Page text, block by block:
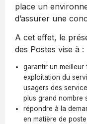
place un
d’assurer une
A cet effet, le
des Postes vise à :
garantir un
exploitation du
usagers des
plus grand nombre
répondre à la
en matière de